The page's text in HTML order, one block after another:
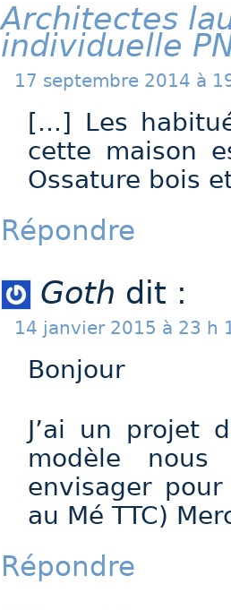
Architectes
individuelle
17 septembre 2014 à
[...] Les
cette maison
Ossature bois
Répondre
Goth dit :
14 janvier 2015 à 23 h
Bonjour
J’ai un projet
modèle
envisager
au Mé TTC)
Répondre